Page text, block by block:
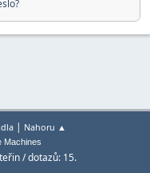
| Nahoru ▲
Machines
/ dotazů: 15.